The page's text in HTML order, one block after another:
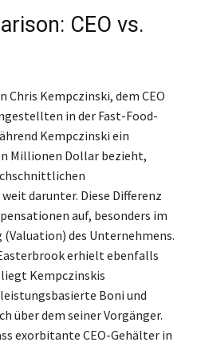
CEO vs.
Chris Kempczinski, dem CEO
in der Fast-Food-
Kempczinski ein
Millionen Dollar bezieht,
darunter. Diese Differenz
auf, besonders im
des Unternehmens.
erhielt ebenfalls
Kempczinskis
Boni und
über dem seiner Vorgänger.
exorbitante CEO-Gehälter in